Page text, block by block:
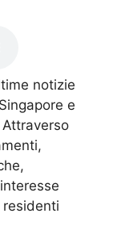
notizie
e